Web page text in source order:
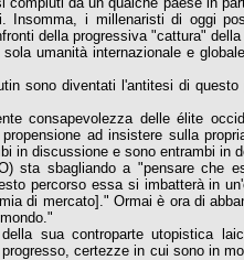
Insomma, i millenaristi di oggi
della progressiva "cattura"
umanità internazionale e
sono diventati l'antitesi di
consapevolezza delle élite
ad insistere sulla
in discussione e sono entrambi in
sta sbagliando a "pensare che
percorso essa si imbatterà in
di mercato]." Ormai è ora di
sua controparte utopistica
certezze in cui sono in